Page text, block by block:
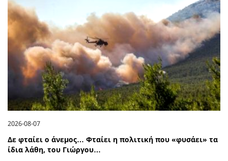
2026-08-07
Δε φταίει ο άνεμος… Φταίει η πολιτική που «φυσάει» τα
ίδια λάθη, του Γιώργου…